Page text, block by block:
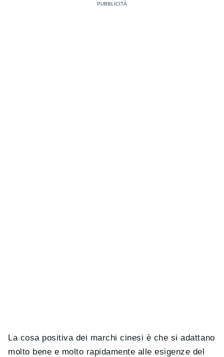
La cosa positiva dei marchi cinesi è che si adattano
molto bene e molto rapidamente alle esigenze del